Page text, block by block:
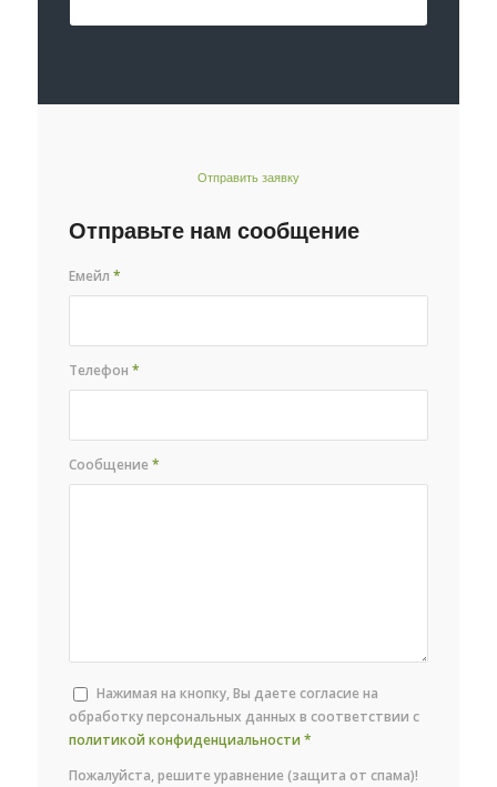
Отправить заявку
Отправьте нам сообщение
Емейл*
Телефон*
Сообщение*
Нажимая на кнопку, Вы даете согласие на
обработку персональных данных в соответствии с
политикой конфиденциальности *
Пожалуйста, решите уравнение (защита от спама)!